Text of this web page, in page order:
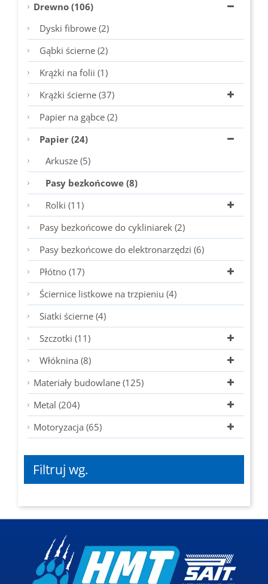
Drewno (106)
Dyski fibrowe (2)
Gąbki ścierne (2)
Krążki na folii (1)
Krążki ścierne (37)
Papier na gąbce (2)
Papier (24)
Arkusze (5)
Pasy bezkońcowe (8)
Rolki (11)
Pasy bezkońcowe do cykliniarek (2)
Pasy bezkońcowe do elektronarzędzi (6)
Płótno (17)
Ściernice listkowe na trzpieniu (4)
Siatki ścierne (4)
Szczotki (11)
Włóknina (8)
Materiały budowlane (125)
Metal (204)
Motoryzacja (65)
Filtruj wg.